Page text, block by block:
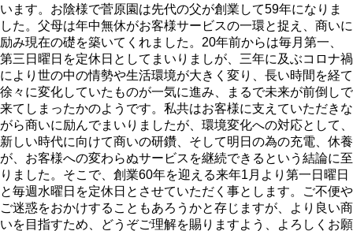
います。お陰様で菅原園は先代の父が創業して59年になりま
した。父母は年中無休がお客様サービスの一環と捉え、商いに
励み現在の礎を築いてくれました。20年前からは毎月第一、
第三日曜日を定休日としてまいりましが、三年に及ぶコロナ禍
により世の中の情勢や生活環境が大きく変り、長い時間を経て
徐々に変化していたものが一気に進み、まるで未来が前倒しで
来てしまったかのようです。私共はお客様に支えていただきな
がら商いに励んでまいりましたが、環境変化への対応として、
新しい時代に向けて商いの研鑽、そして明日の為の充電、休養
が、お客様への変わらぬサービスを継続できるという結論に至
りました。そこで、創業60年を迎える来年1月より第一日曜日
と毎週水曜日を定休日とさせていただく事とします。ご不便や
ご迷惑をおかけすることもあろうかと存じますが、より良い商
いを目指すため、どうぞご理解を賜りますよう、よろしくお願